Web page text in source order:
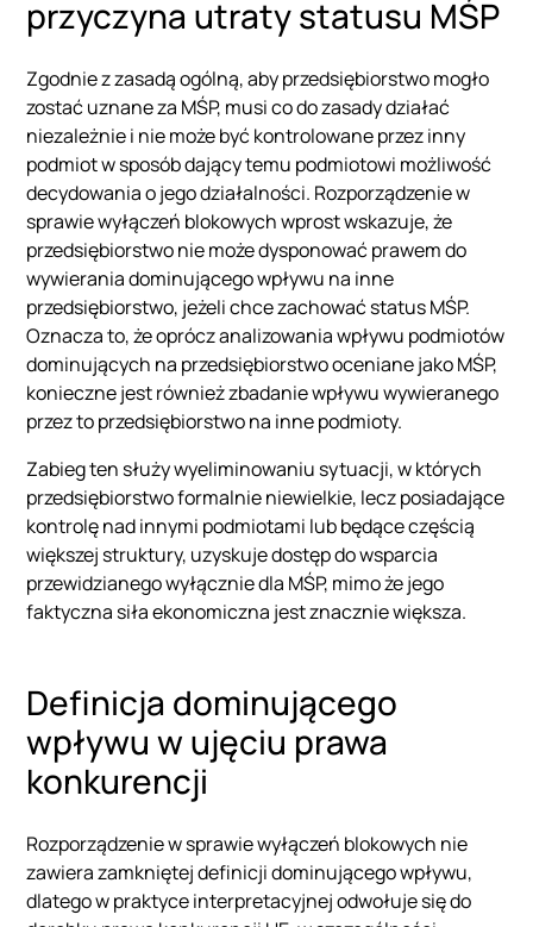
przyczyna utraty statusu MŚP
Zgodnie z zasadą ogólną, aby przedsiębiorstwo mogło
zostać uznane za MŚP, musi co do zasady działać
niezależnie i nie może być kontrolowane przez inny
podmiot w sposób dający temu podmiotowi możliwość
decydowania o jego działalności. Rozporządzenie w
sprawie wyłączeń blokowych wprost wskazuje, że
przedsiębiorstwo nie może dysponować prawem do
wywierania dominującego wpływu na inne
przedsiębiorstwo, jeżeli chce zachować status MŚP.
Oznacza to, że oprócz analizowania wpływu podmiotów
dominujących na przedsiębiorstwo oceniane jako MŚP,
konieczne jest również zbadanie wpływu wywieranego
przez to przedsiębiorstwo na inne podmioty.
Zabieg ten służy wyeliminowaniu sytuacji, w których
przedsiębiorstwo formalnie niewielkie, lecz posiadające
kontrolę nad innymi podmiotami lub będące częścią
większej struktury, uzyskuje dostęp do wsparcia
przewidzianego wyłącznie dla MŚP, mimo że jego
faktyczna siła ekonomiczna jest znacznie większa.
Definicja dominującego
wpływu w ujęciu prawa
konkurencji
Rozporządzenie w sprawie wyłączeń blokowych nie
zawiera zamkniętej definicji dominującego wpływu,
dlatego w praktyce interpretacyjnej odwołuje się do